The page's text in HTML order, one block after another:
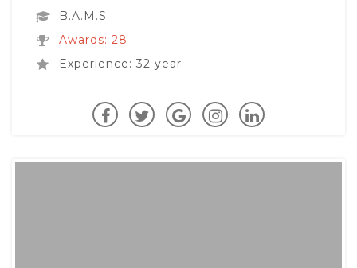
B.A.M.S.
Awards: 28
Experience: 32 year